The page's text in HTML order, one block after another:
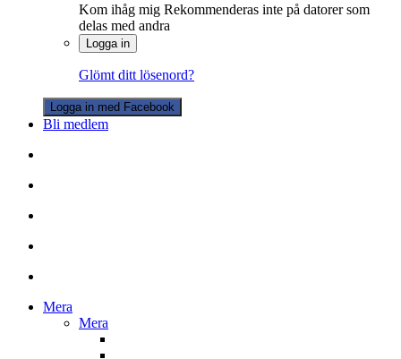
Kom ihåg mig Rekommenderas inte på datorer som
delas med andra
Logga in
Glömt ditt lösenord?
Logga in med Facebook
Bli medlem
Mera
Mera